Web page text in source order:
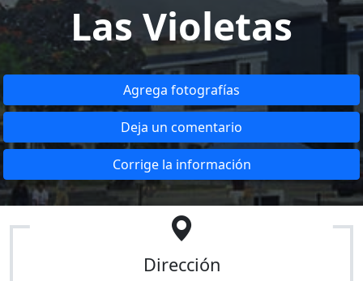
Las Violetas
Agrega fotografías
Deja un comentario
Corrige la información
Dirección